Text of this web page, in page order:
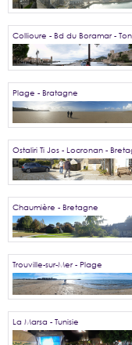
Collioure - Bd du Boramar -
Plage - Bratagne
Ostaliri Ti Jos - Locronan -
Chaumière - Bretagne
Trouville-sur-Mer - Plage
La Marsa - Tunisie